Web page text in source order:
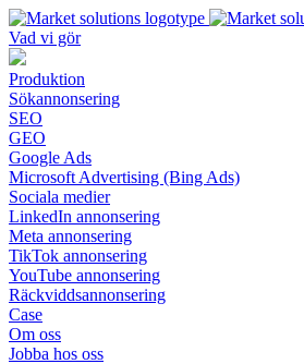
Vad vi gör
Produktion
Sökannonsering
SEO
GEO
Google Ads
Microsoft Advertising (Bing Ads)
Sociala medier
LinkedIn annonsering
Meta annonsering
TikTok annonsering
YouTube annonsering
Räckviddsannonsering
Case
Om oss
Jobba hos oss